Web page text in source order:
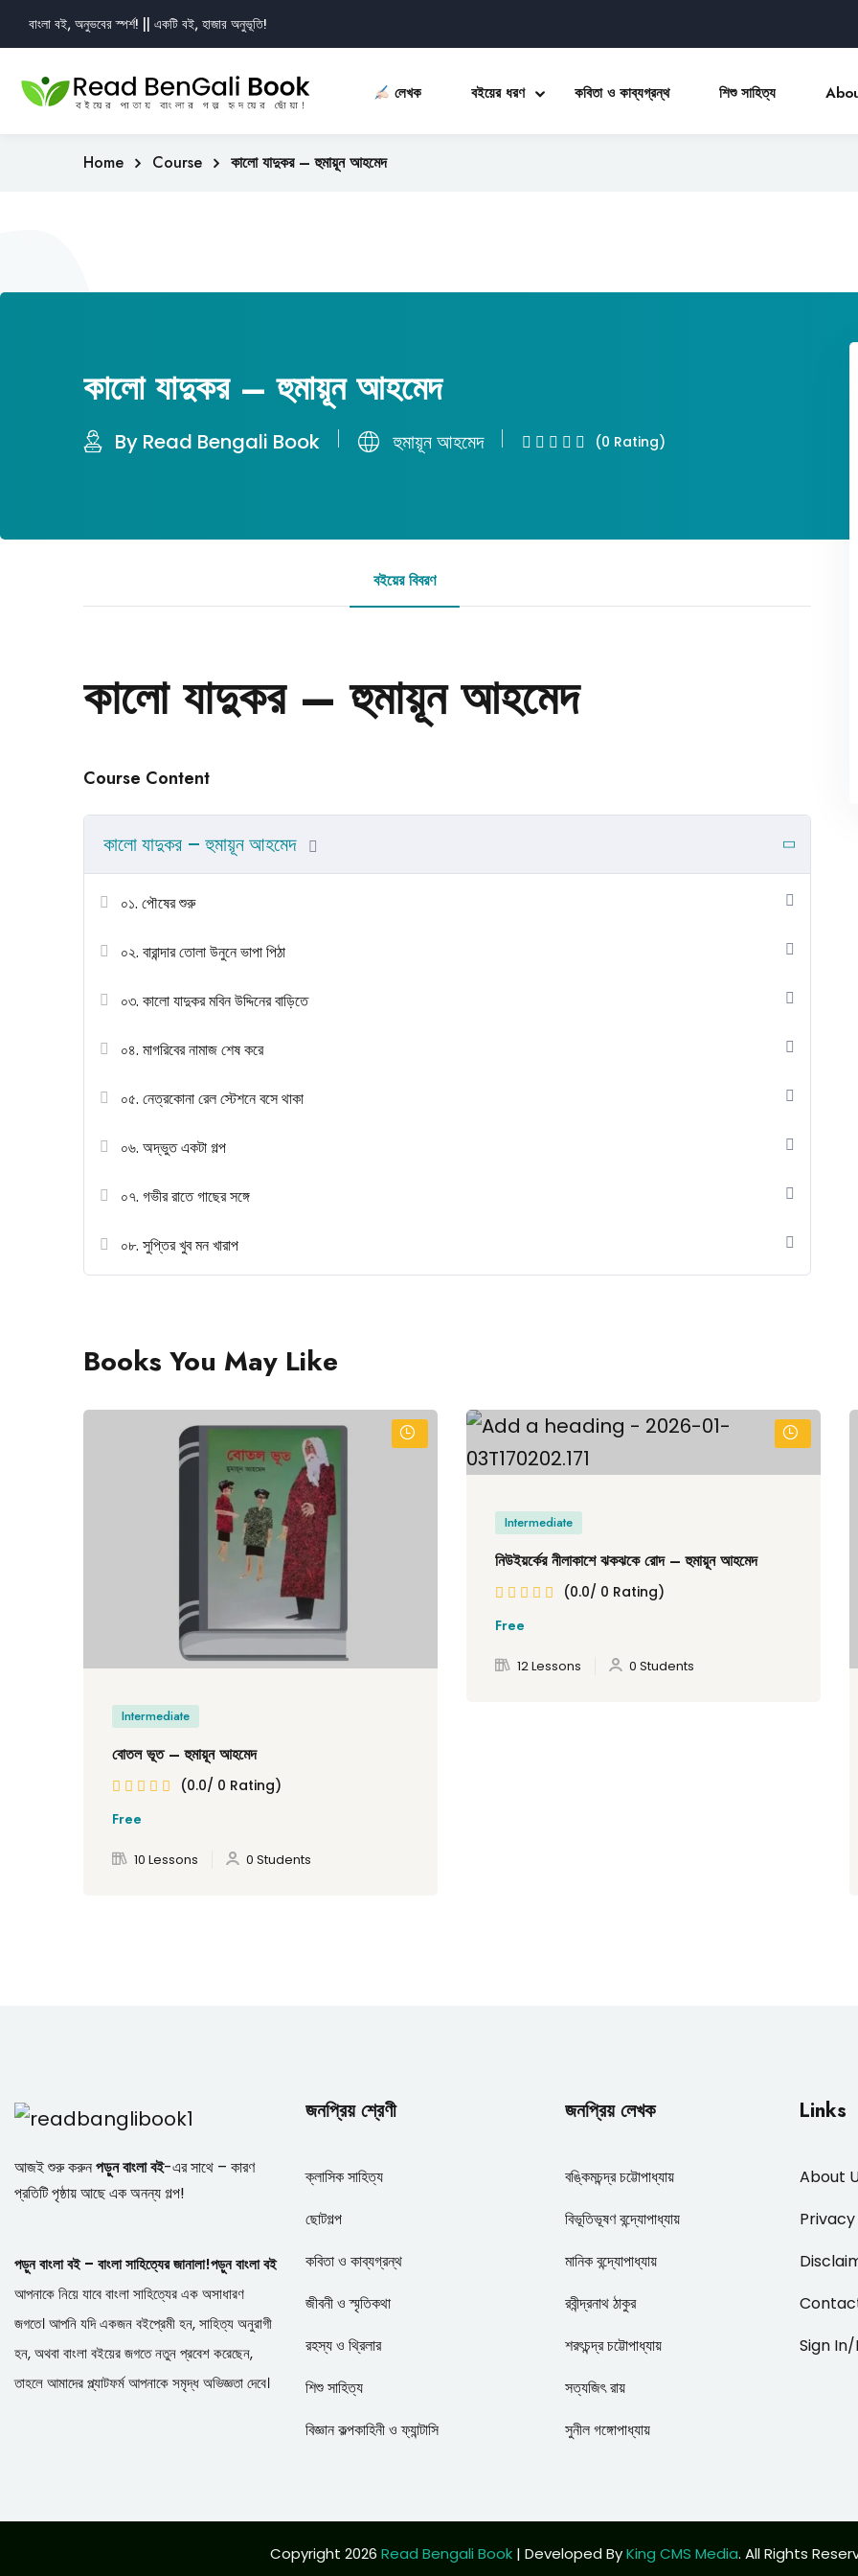
বাংলা বই, অনুভবের স্পর্শ! || একটি বই, হাজার অনুভূতি!
লেখক বইয়ের ধরণ কবিতা ও কাব্যগ্রন্থ শিশু সাহিত্য
Home Course কালো যাদুকর – হুমায়ূন আহমেদ
কালো যাদুকর – হুমায়ূন আহমেদ
By Read Bengali Book হুমায়ূন আহমেদ (0 Rating)
বইয়ের বিবরণ
কালো যাদুকর – হুমায়ূন আহমেদ
Course Content
কালো যাদুকর – হুমায়ূন আহমেদ
০১. পৌষের শুরু
০২. বারান্দার তোলা উনুনে ভাপা পিঠা
০৩. কালো যাদুকর মবিন উদ্দিনের বাড়িতে
০৪. মাগরিবের নামাজ শেষ করে
০৫. নেত্রকোনা রেল স্টেশনে বসে থাকা
০৬. অদ্ভুত একটা গল্প
০৭. গভীর রাতে গাছের সঙ্গে
০৮. সুপ্তির খুব মন খারাপ
Books You May Like
Intermediate
বোতল ভূত – হুমায়ূন আহমেদ
(0.0/ 0 Rating)
Free
10 Lessons 0 Students
Intermediate
নিউইয়র্কের নীলাকাশে ঝকঝকে রোদ – হুমায়ূন আহমেদ
(0.0/ 0 Rating)
Free
12 Lessons 0 Students
আজই শুরু করুনপড়ুন বাংলা বই-এর সাথে – কারণ
প্রতিটি পৃষ্ঠায় আছে এক অনন্য গল্প!
পড়ুন বাংলা বই – বাংলা সাহিত্যের জানালা!পড়ুন বাংলা বই
আপনাকে নিয়ে যাবে বাংলা সাহিত্যের এক অসাধারণ
জগতে। আপনি যদি একজন বইপ্রেমী হন, সাহিত্য অনুরাগী
হন, অথবা বাংলা বইয়ের জগতে নতুন প্রবেশ করেছেন,
তাহলে আমাদের প্ল্যাটফর্ম আপনাকে সমৃদ্ধ অভিজ্ঞতা দেবে।
জনপ্রিয় শ্রেণী
ক্লাসিক সাহিত্য
ছোটগল্প
কবিতা ও কাব্যগ্রন্থ
জীবনী ও স্মৃতিকথা
রহস্য ও থ্রিলার
শিশু সাহিত্য
বিজ্ঞান কল্পকাহিনী ও ফ্যান্টাসি
জনপ্রিয় লেখক
বঙ্কিমচন্দ্র চট্টোপাধ্যায়
বিভূতিভূষণ বন্দ্যোপাধ্যায়
মানিক বন্দ্যোপাধ্যায়
রবীন্দ্রনাথ ঠাকুর
শরৎচন্দ্র চট্টোপাধ্যায়
সত্যজিৎ রায়
সুনীল গঙ্গোপাধ্যায়
Links
About
Sign
Copyright 2026 Read Bengali Book | Developed ByKing CMS Media. All Rights